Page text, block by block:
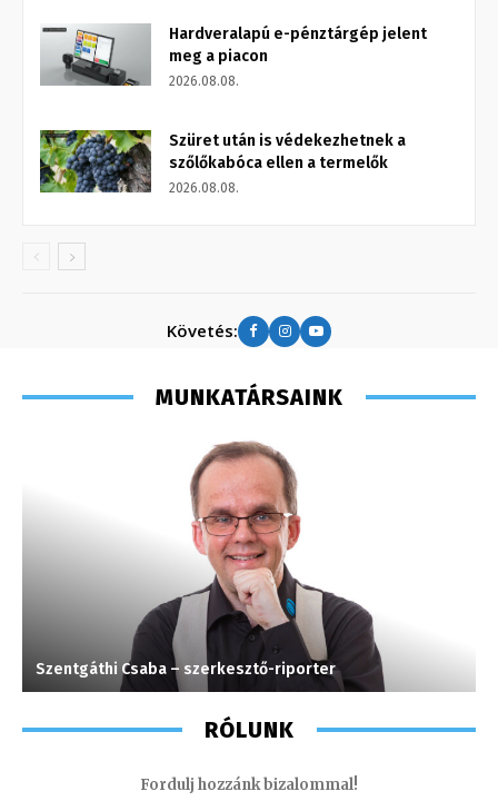
Hardveralapú e-pénztárgép jelent
meg a piacon
2026.08.08.
Szüret után is védekezhetnek a
szőlőkabóca ellen a termelők
2026.08.08.
Követés:
MUNKATÁRSAINK
Szentgáthi Csaba – szerkesztő-riporter
RÓLUNK
Fordulj hozzánk bizalommal!